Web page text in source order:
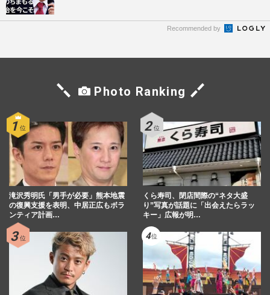
Recommended by
Photo Ranking
滝沢秀明氏「男手が必要」熊本地震
の復興支援を表明、中居正広もボラ
ンティア計画…
くら寿司、閉店間際の“ネタ大盛
り”写真が話題に「出会えたらラッ
キー」広報が明…